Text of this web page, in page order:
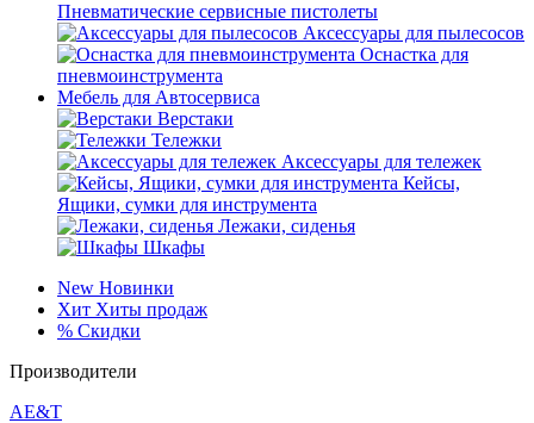
Пневматические сервисные пистолеты
Аксессуары для пылесосов
Оснастка для
пневмоинструмента
Мебель для Автосервиса
Верстаки
Тележки
Аксессуары для тележек
Кейсы,
Ящики, сумки для инструмента
Лежаки, сиденья
Шкафы
New Новинки
Хит Хиты продаж
% Скидки
Производители
AE&T